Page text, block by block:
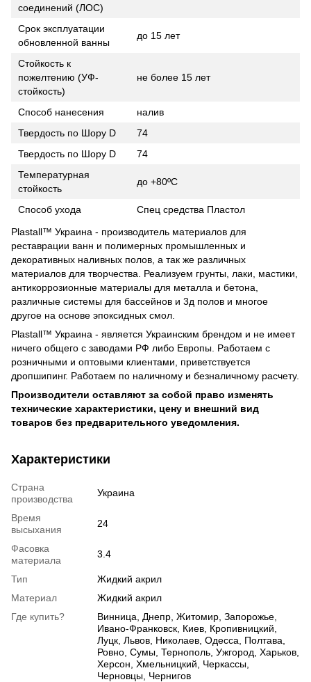
соединений (ЛОС)
Срок эксплуатации
обновленной ванны
до 15 лет
Стойкость к
пожелтению (УФ-
стойкость)
не более 15 лет
Способ нанесения
налив
Твердость по Шору D
74
Твердость по Шору D
74
Температурная
стойкость
до +80ºC
Способ ухода
Спец средства Пластол
Plastall™ Украина - производитель материалов для
реставрации ванн и полимерных промышленных и
декоративных наливных полов, а так же различных
материалов для творчества. Реализуем грунты, лаки, мастики,
антикоррозионные материалы для металла и бетона,
различные системы для бассейнов и 3д полов и многое
другое на основе эпоксидных смол.
Plastall™ Украина - является Украинским брендом и не имеет
ничего общего с заводами РФ либо Европы. Работаем с
розничными и оптовыми клиентами, приветствуется
дропшипинг. Работаем по наличному и безналичному расчету.
Производители оставляют за собой право изменять
технические характеристики, цену и внешний вид
товаров без предварительного уведомления.
Характеристики
Страна
производства
Украина
Время
высыхания
24
Фасовка
материала
3.4
Тип
Жидкий акрил
Материал
Жидкий акрил
Где купить?
Винница, Днепр, Житомир, Запорожье,
Ивано-Франковск, Киев, Кропивницкий,
Луцк, Львов, Николаев, Одесса, Полтава,
Ровно, Сумы, Тернополь, Ужгород, Харьков,
Херсон, Хмельницкий, Черкассы,
Черновцы, Чернигов